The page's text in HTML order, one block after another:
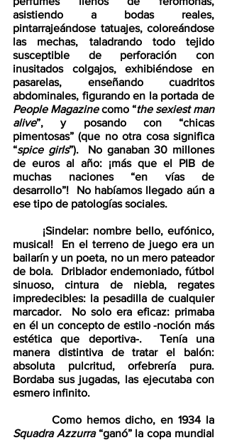
asistiendo a bodas reales,
pintarrajeándose tatuajes, coloreándose
las mechas, taladrando todo tejido
susceptible de perforación con
inusitados colgajos, exhibiéndose en
pasarelas, enseñando cuadritos
People Magazine como “the sexiest man
alive”, y posando con “chicas
pimentosas” (que no otra cosa significa
“spice girls”).  No ganaban 30 millones
de euros al año: ¡más que el PIB de
muchas naciones “en vías de
desarrollo”!  No habíamos llegado aún a
ese tipo de patologías sociales.
musical!  En el terreno de juego era un
bailarín y un poeta, no un mero pateador
de bola.  Driblador endemoniado, fútbol
sinuoso, cintura de niebla, regates
impredecibles: la pesadilla de cualquier
marcador.  No solo era eficaz: primaba
en él un concepto de estilo -noción más
estética que deportiva-.  Tenía una
manera distintiva de tratar el balón:
absoluta pulcritud, orfebrería pura.
Bordaba sus jugadas, las ejecutaba con
esmero infinito.
Squadra Azzurra “ganó” la copa mundial